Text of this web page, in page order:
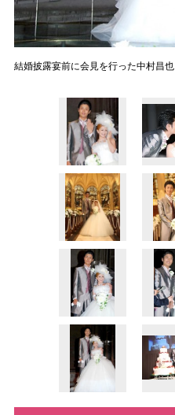
結婚披露宴前に会見を行った中村昌